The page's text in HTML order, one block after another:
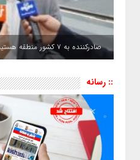
صادرکننده به ۷ کشور منطقه هستیم
:: رسانه